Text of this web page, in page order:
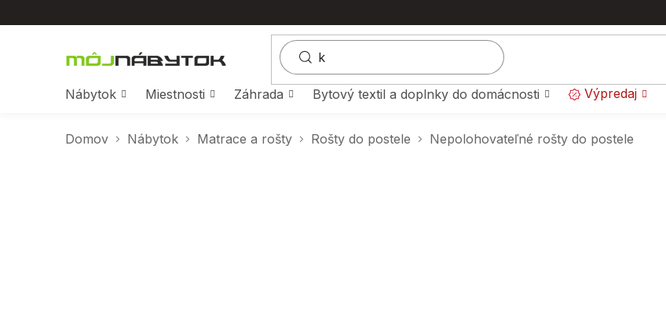
na
Nábytok
Miestnosti Záhrada Bytový textil a doplnky do domácnosti Výpredaj
Domov Nábytok Matrace a rošty Rošty do postele Nepolohovateľné rošty do postele